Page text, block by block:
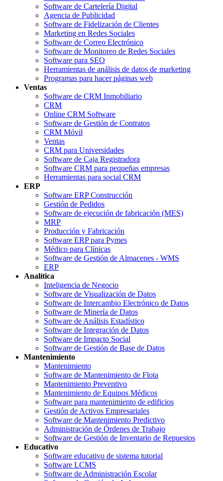
Software de Cartelería Digital
Agencia de Publicidad
Software de Fidelización de Clientes
Marketing en Redes Sociales
Software de Correo Electrónico
Software de Monitoreo de Redes Sociales
Software para SEO
Herramientas de análisis de datos de marketing
Programas para hacer páginas web
Ventas
Software de CRM Inmobiliario
CRM
Online CRM Software
Software de Gestión de Contratos
CRM Móvil
Ventas
CRM para Universidades
Software de Caja Registradora
Software CRM para pequeñas empresas
Herramientas para social CRM
ERP
Software ERP Construcción
Gestión de Pedidos
Software de ejecución de fabricación (MES)
MRP
Producción y Fabricación
Software ERP para Pymes
Médico para Clínicas
Software de Gestión de Almacenes - WMS
ERP
Analítica
Inteligencia de Negocio
Software de Visualización de Datos
Software de Intercambio Electrónico de Datos
Software de Minería de Datos
Software de Análisis Estadístico
Software de Integración de Datos
Software de Impacto Social
Software de Gestión de Base de Datos
Mantenimiento
Mantenimiento
Software de Mantenimiento de Flota
Mantenimiento Preventivo
Mantenimiento de Equipos Médicos
Software para mantenimiento de edificios
Gestión de Activos Empresariales
Software de Mantenimiento Predictivo
Administración de Órdenes de Trabajo
Software de Gestión de Inventario de Repuestos
Educativo
Software educativo de sistema tutorial
Software LCMS
Software de Administración Escolar